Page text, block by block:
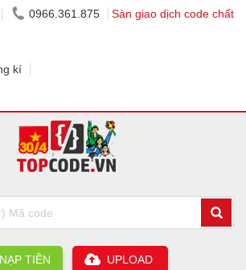
0966.361.875 Sàn giao dịch code chất
kí
TIỀN UPLOAD